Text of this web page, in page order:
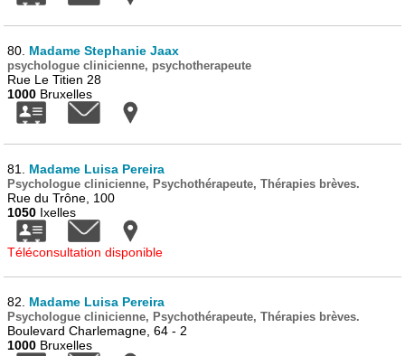
80. Madame Stephanie Jaax
psychologue clinicienne, psychotherapeute
Rue Le Titien 28
1000 Bruxelles
81. Madame Luisa Pereira
Psychologue clinicienne, Psychothérapeute, Thérapies brèves.
Rue du Trône, 100
1050 Ixelles
Téléconsultation disponible
82. Madame Luisa Pereira
Psychologue clinicienne, Psychothérapeute, Thérapies brèves.
Boulevard Charlemagne, 64 - 2
1000 Bruxelles